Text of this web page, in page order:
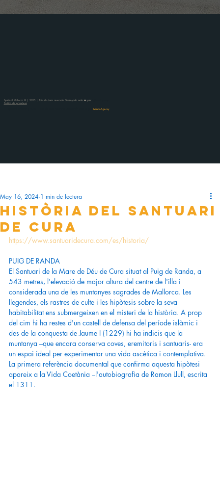
Història del Santuari
de Cura
May 16, 2024 1 min de lectura
https://www.santuaridecura.com/es/historia/
PUIG DE RANDA
El Santuari de la Mare de Déu de Cura situat al Puig de Randa, a
543 metres, l'elevació de major altura del centre de l'illa i
considerada una de les muntanyes sagrades de Mallorca. Les
llegendes, els rastres de culte i les hipòtesis sobre la seva
habitabilitat ens submergeixen en el misteri de la història. A prop
del cim hi ha restes d'un castell de defensa del període islàmic i
des de la conquesta de Jaume I (1229) hi ha indicis que la
muntanya –que encara conserva coves, eremitoris i santuaris- era
un espai ideal per experimentar una vida ascètica i contemplativa.
La primera referència documental que confirma aquesta hipòtesi
apareix a la Vida Coetània –l'autobiografia de Ramon Llull, escrita
el 1311.
Spiritual Mallorca ® | 2025 | Tots els drets reservats Dissenyada amb ❤️ perIWannAgency
Política de privadesa
IWannAgency